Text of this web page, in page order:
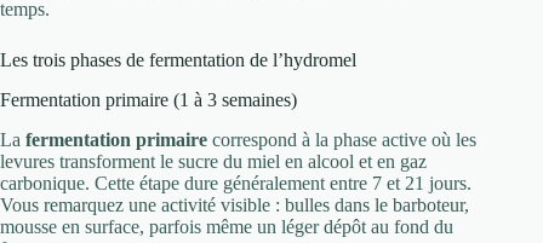
temps.
Les trois phases de fermentation de l’hydromel
Fermentation primaire (1 à 3 semaines)
La fermentation primaire correspond à la phase active où les
levures transforment le sucre du miel en alcool et en gaz
carbonique. Cette étape dure généralement entre 7 et 21 jours.
Vous remarquez une activité visible : bulles dans le barboteur,
mousse en surface, parfois même un léger dépôt au fond du